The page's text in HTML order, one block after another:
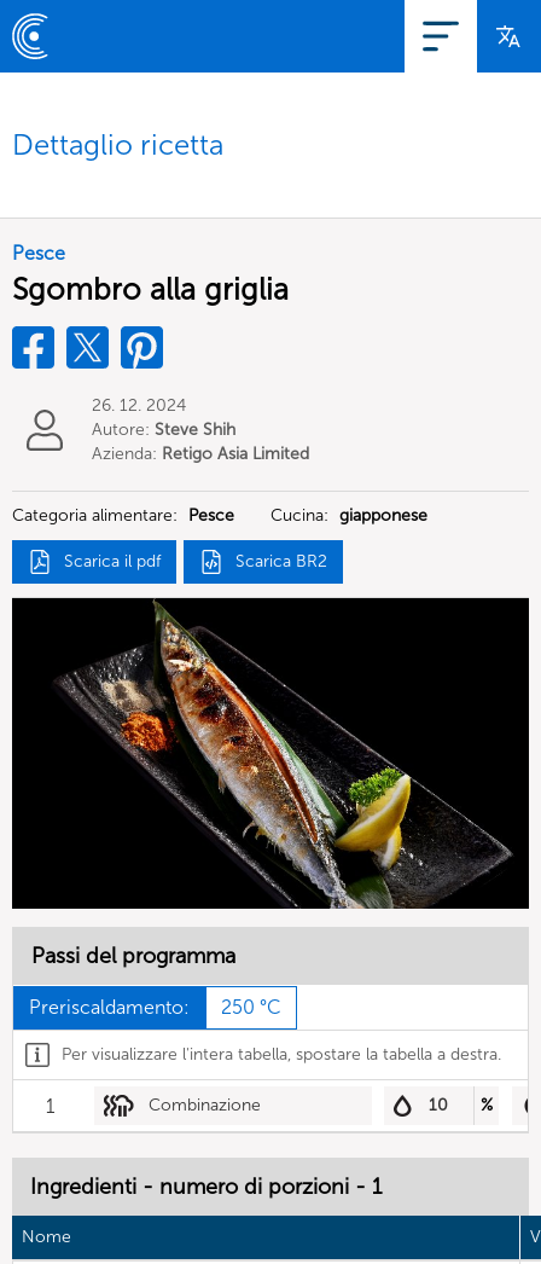
Dettaglio ricetta
Pesce
Sgombro alla griglia
26. 12. 2024
Autore: Steve Shih
Azienda: Retigo Asia Limited
Categoria alimentare: Pesce Cucina: giapponese
Scarica il pdf Scarica BR2
Passi del programma
Preriscaldamento: 250 °C
Per visualizzare l'intera tabella, spostare la tabella a destra.
1 Combinazione 10 %
Ingredienti - numero di porzioni - 1
Nome